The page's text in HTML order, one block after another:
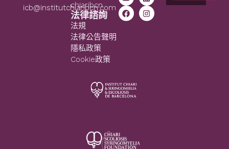
icb@institutchiaribcn.com
chiaribcn
法律諮詢
法規
法律公告聲明
隱私政策
Cookie政策